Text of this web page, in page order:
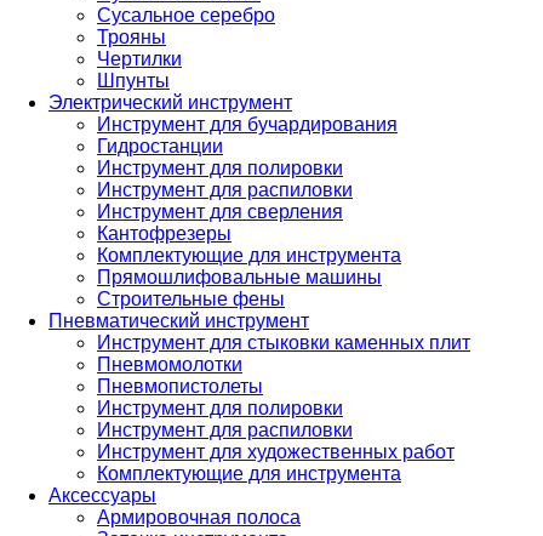
Сусальное серебро
Трояны
Чертилки
Шпунты
Электрический инструмент
Инструмент для бучардирования
Гидростанции
Инструмент для полировки
Инструмент для распиловки
Инструмент для сверления
Кантофрезеры
Комплектующие для инструмента
Прямошлифовальные машины
Строительные фены
Пневматический инструмент
Инструмент для стыковки каменных плит
Пневмомолотки
Пневмопистолеты
Инструмент для полировки
Инструмент для распиловки
Инструмент для художественных работ
Комплектующие для инструмента
Аксессуары
Армировочная полоса